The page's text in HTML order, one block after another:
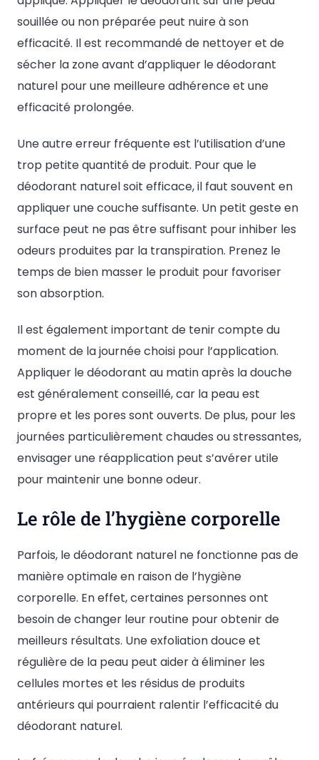
souillée ou non préparée peut nuire à son
efficacité. Il est recommandé de nettoyer et de
sécher la zone avant d’appliquer le déodorant
naturel pour une meilleure adhérence et une
efficacité prolongée.
Une autre erreur fréquente est l’utilisation d’une
trop petite quantité de produit. Pour que le
déodorant naturel soit efficace, il faut souvent en
appliquer une couche suffisante. Un petit geste en
surface peut ne pas être suffisant pour inhiber les
odeurs produites par la transpiration. Prenez le
temps de bien masser le produit pour favoriser
son absorption.
Il est également important de tenir compte du
moment de la journée choisi pour l’application.
Appliquer le déodorant au matin après la douche
est généralement conseillé, car la peau est
propre et les pores sont ouverts. De plus, pour les
journées particulièrement chaudes ou stressantes,
envisager une réapplication peut s’avérer utile
pour maintenir une bonne odeur.
Le rôle de l’hygiène corporelle
Parfois, le déodorant naturel ne fonctionne pas de
manière optimale en raison de l’hygiène
corporelle. En effet, certaines personnes ont
besoin de changer leur routine pour obtenir de
meilleurs résultats. Une exfoliation douce et
régulière de la peau peut aider à éliminer les
cellules mortes et les résidus de produits
antérieurs qui pourraient ralentir l’efficacité du
déodorant naturel.